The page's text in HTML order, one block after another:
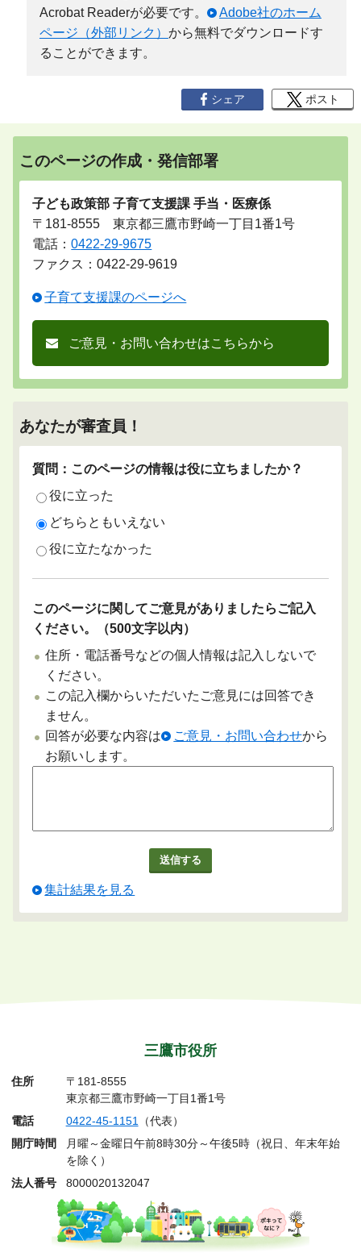
Acrobat Readerが必要です。
Adobe社のホーム
ページ（外部リンク） から無料でダウンロードす
ることができます。
シェア ポスト
このページの作成・発信部署
子ども政策部 子育て支援課 手当・医療係
〒181-8555 東京都三鷹市野崎一丁目1番1号
電話：0422-29-9675
ファクス：0422-29-9619
子育て支援課のページへ
ご意見・お問い合わせはこちらから
あなたが審査員！
質問：このページの情報は役に立ちましたか？
役に立った
どちらともいえない
役に立たなかった
このページに関してご意見がありましたらご記入
ください。（500文字以内）
住所・電話番号などの個人情報は記入しないで
ください。
この記入欄からいただいたご意見には回答でき
ません。
回答が必要な内容は
ご意見・お問い合わせから
お願いします。
集計結果を見る
三鷹市役所
住所
〒181-8555
東京都三鷹市野崎一丁目1番1号
電話
0422-45-1151（代表）
開庁時間
月曜～金曜日午前8時30分～午後5時（祝日、年末年始
を除く）
法人番号
8000020132047